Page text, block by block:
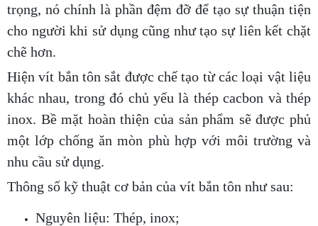
trọng, nó chính là phần đệm đỡ để tạo sự thuận tiện
cho người khi sử dụng cũng như tạo sự liên kết chặt
chẽ hơn.
Hiện vít bắn tôn sắt được chế tạo từ các loại vật liệu
khác nhau, trong đó chủ yếu là thép cacbon và thép
inox. Bề mặt hoàn thiện của sản phẩm sẽ được phủ
một lớp chống ăn mòn phù hợp với môi trường và
nhu cầu sử dụng.
Thông số kỹ thuật cơ bản của vít bắn tôn như sau:
Nguyên liệu: Thép, inox;